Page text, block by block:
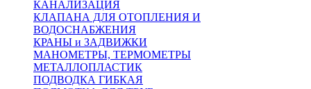
КАНАЛИЗАЦИЯ
КЛАПАНА ДЛЯ ОТОПЛЕНИЯ И
ВОДОСНАБЖЕНИЯ
КРАНЫ и ЗАДВИЖКИ
МАНОМЕТРЫ, ТЕРМОМЕТРЫ
МЕТАЛЛОПЛАСТИК
ПОДВОДКА ГИБКАЯ